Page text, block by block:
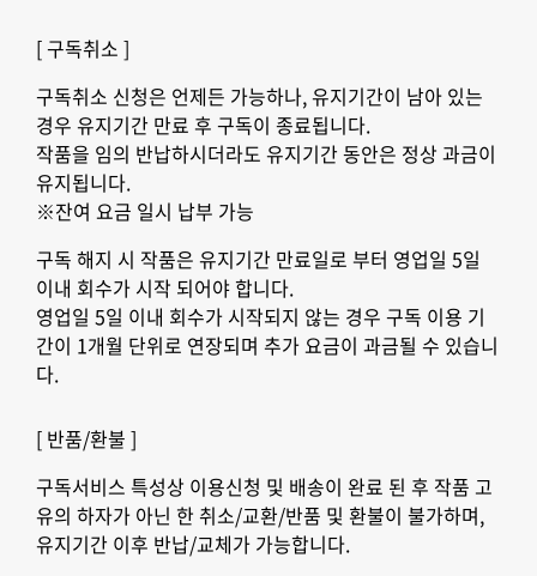
[ 구독취소 ]
구독취소 신청은 언제든 가능하나, 유지기간이 남아 있는
경우 유지기간 만료 후 구독이 종료됩니다.
작품을 임의 반납하시더라도 유지기간 동안은 정상 과금이
유지됩니다.
※잔여 요금 일시 납부 가능
구독 해지 시 작품은 유지기간 만료일로 부터 영업일 5일
이내 회수가 시작 되어야 합니다.
영업일 5일 이내 회수가 시작되지 않는 경우 구독 이용 기
간이 1개월 단위로 연장되며 추가 요금이 과금될 수 있습니
다.
[ 반품/환불 ]
구독서비스 특성상 이용신청 및 배송이 완료 된 후 작품 고
유의 하자가 아닌 한 취소/교환/반품 및 환불이 불가하며,
유지기간 이후 반납/교체가 가능합니다.